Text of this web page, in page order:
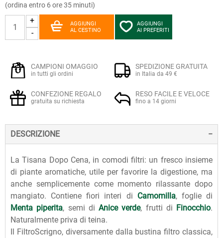
(ordina entro 6 ore 35 minuti)
+
-
AGGIUNGI
AL CESTINO
AGGIUNGI
AI PREFERITI
CAMPIONI OMAGGIO
in tutti gli ordini
SPEDIZIONE GRATUITA
in Italia da 49 €
CONFEZIONE REGALO
gratuita su richiesta
RESO FACILE E VELOCE
fino a 14 giorni
DESCRIZIONE
La Tisana Dopo Cena, in comodi filtri: un fresco insieme
di piante aromatiche, utile per favorire la digestione, ma
anche semplicemente come momento rilassante dopo
mangiato. Contiene fiori interi di Camomilla, foglie di
Menta piperita, semi di Anice verde, frutti di Finocchio.
Naturalmente priva di teina.
Il FiltroScrigno, diversamente dalla bustina filtro classica,